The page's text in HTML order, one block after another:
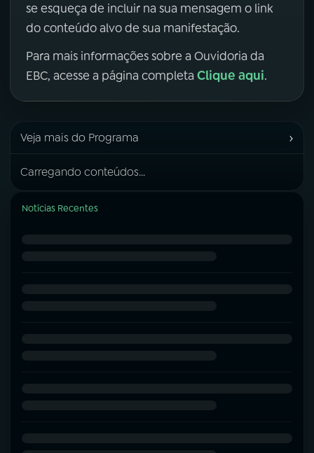
se esqueça de incluir na sua mensagem o link
do conteúdo alvo de sua manifestação.
Para mais informações sobre a Ouvidoria da
EBC, acesse a página completa Clique aqui.
Veja mais do Programa ›
Carregando conteúdos...
Notícias Recentes